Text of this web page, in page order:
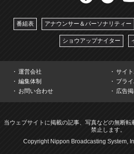
番組表 アナウンサー＆パーソナリティー
ショウアップナイター
運営会社
サイ
編集体制
プラ
お問い合わせ
広告
当ウェブサイトに掲載の記事、写真などの無断
禁止します。
Copyright Nippon Broadcasting System,